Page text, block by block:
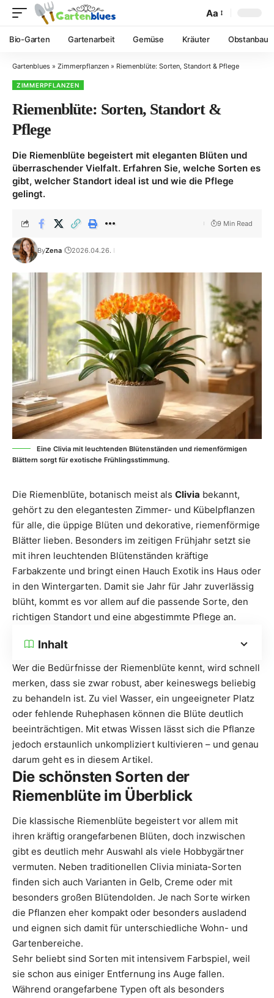
Aa
Bio-Garten Gartenarbeit Gemüse Kräuter Obstanbau
Gartenblues » Zimmerpflanzen » Riemenblüte: Sorten, Standort & Pflege
ZIMMERPFLANZEN
Riemenblüte: Sorten, Standort &
Pflege
Die Riemenblüte begeistert mit eleganten Blüten und
überraschender Vielfalt. Erfahren Sie, welche Sorten es
gibt, welcher Standort ideal ist und wie die Pflege
gelingt.
ByZena 2026.04.26.
9 Min Read
Eine Clivia mit leuchtenden Blütenständen und riemenförmigen
Blättern sorgt für exotische Frühlingsstimmung.
Die Riemenblüte, botanisch meist als Clivia bekannt,
gehört zu den elegantesten Zimmer- und Kübelpflanzen
für alle, die üppige Blüten und dekorative, riemenförmige
Blätter lieben. Besonders im zeitigen Frühjahr setzt sie
mit ihren leuchtenden Blütenständen kräftige
Farbakzente und bringt einen Hauch Exotik ins Haus oder
in den Wintergarten. Damit sie Jahr für Jahr zuverlässig
blüht, kommt es vor allem auf die passende Sorte, den
richtigen Standort und eine abgestimmte Pflege an.
Inhalt
Wer die Bedürfnisse der Riemenblüte kennt, wird schnell
merken, dass sie zwar robust, aber keineswegs beliebig
zu behandeln ist. Zu viel Wasser, ein ungeeigneter Platz
oder fehlende Ruhephasen können die Blüte deutlich
beeinträchtigen. Mit etwas Wissen lässt sich die Pflanze
jedoch erstaunlich unkompliziert kultivieren – und genau
darum geht es in diesem Artikel.
Die schönsten Sorten der
Riemenblüte im Überblick
Die klassische Riemenblüte begeistert vor allem mit
ihren kräftig orangefarbenen Blüten, doch inzwischen
gibt es deutlich mehr Auswahl als viele Hobbygärtner
vermuten. Neben traditionellen Clivia miniata-Sorten
finden sich auch Varianten in Gelb, Creme oder mit
besonders großen Blütendolden. Je nach Sorte wirken
die Pflanzen eher kompakt oder besonders ausladend
und eignen sich damit für unterschiedliche Wohn- und
Gartenbereiche.
Sehr beliebt sind Sorten mit intensivem Farbspiel, weil
sie schon aus einiger Entfernung ins Auge fallen.
Während orangefarbene Typen oft als besonders